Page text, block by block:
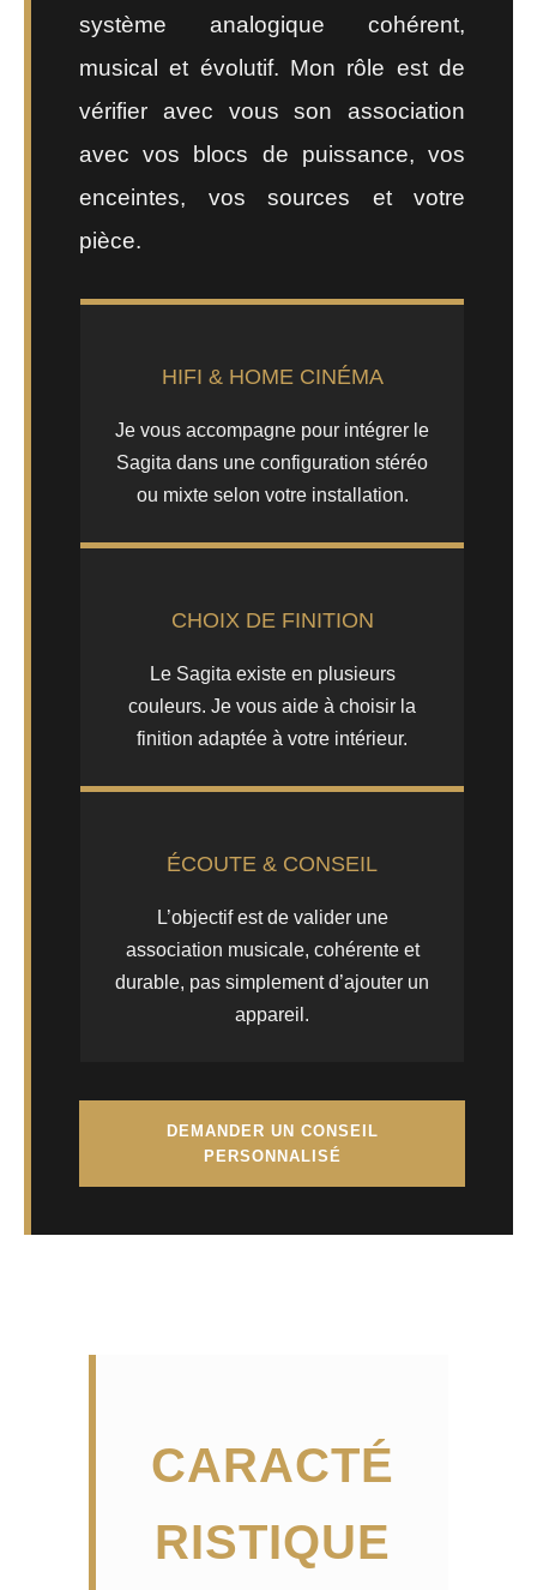
système analogique cohérent,
musical et évolutif. Mon rôle est de
vérifier avec vous son association
avec vos blocs de puissance, vos
enceintes, vos sources et votre
pièce.
HIFI & HOME CINÉMA
Je vous accompagne pour intégrer le
Sagita dans une configuration stéréo
ou mixte selon votre installation.
CHOIX DE FINITION
Le Sagita existe en plusieurs
couleurs. Je vous aide à choisir la
finition adaptée à votre intérieur.
ÉCOUTE & CONSEIL
L’objectif est de valider une
association musicale, cohérente et
durable, pas simplement d’ajouter un
appareil.
DEMANDER UN CONSEIL
PERSONNALISÉ
CARACTÉ
RISTIQUE